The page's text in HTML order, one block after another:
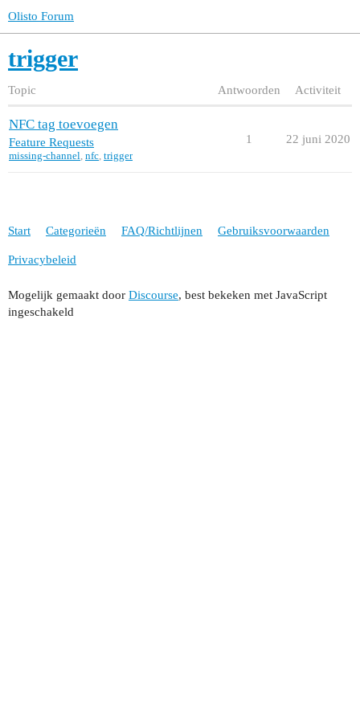
Olisto Forum
trigger
Topic Antwoorden Activiteit
NFC tag toevoegen
Feature Requests
missing-channel, nfc, trigger
1 22 juni 2020
Start Categorieën FAQ/Richtlijnen Gebruiksvoorwaarden
Privacybeleid
Mogelijk gemaakt door Discourse, best bekeken met JavaScript
ingeschakeld